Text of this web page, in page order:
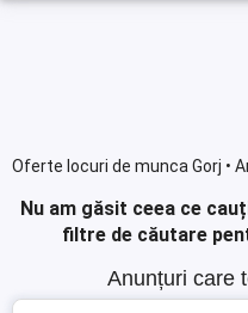
Oferte locuri de munca Gorj •
Nu am găsit ceea ce
filtre de căutare
Anunțuri care